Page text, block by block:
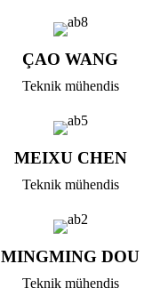
ÇAO WANG
Teknik mühendis
MEIXU CHEN
Teknik mühendis
MINGMING DOU
Teknik mühendis